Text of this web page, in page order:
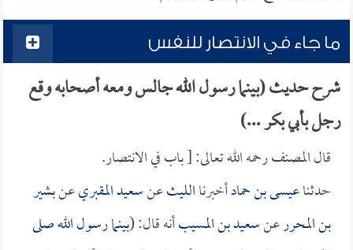
ما جاء في الانتصار للنفس
شرح حديث (بينما رسول الله جالس ومعه أصحابه وقع
رجل بأبي بكر ...)
قال المصنف رحمه الله تعالى: [ باب في الانتصار.
حدثناعيسى بن حمادأخبرناالليثعنسعيد المقبريعنبشير
بن المحررعنسعيد بن المسيبأنه قال: (بينما رسول الله صلى